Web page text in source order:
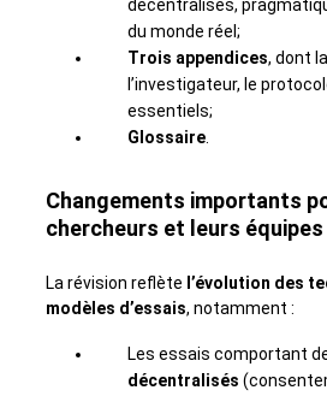
décentralisés,
du monde réel;
Trois appendices, dont
l’investigateur, le
essentiels;
Glossaire.
Changements importants
chercheurs et leurs équipes
La révision reflète l’évolution des
modèles d’essais, notamment :
Les essais comportant
décentralisés